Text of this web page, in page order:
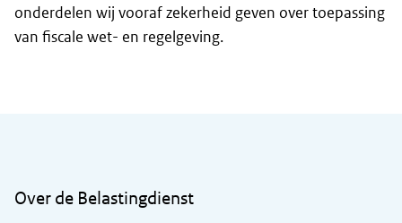
onderdelen wij vooraf zekerheid geven over toepassing
van fiscale wet- en regelgeving.
Over de Belastingdienst